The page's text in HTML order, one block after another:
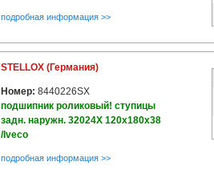
подробная информация >>
STELLOX (Германия)
Номер: 8440226SX
подшипник роликовый! ступицы
задн. наружн. 32024X 120x180x38
/Iveco
подробная информация >>